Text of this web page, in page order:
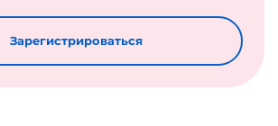
Зарегистрироваться